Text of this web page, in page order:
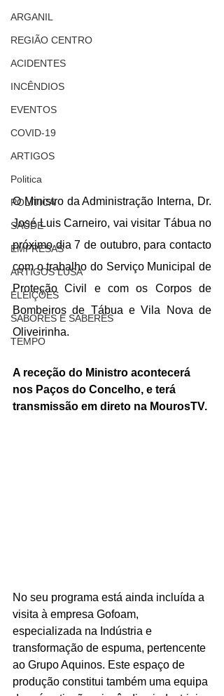
ARGANIL
REGIÃO CENTRO
ACIDENTES
INCÊNDIOS
EVENTOS
COVID-19
ARTIGOS
Politica
POLITICA
SAÚDE
EMPRESAS
ARTIGOS LUSA
ELEIÇÕES
SABORES E SABERES
TEMPO
O Ministro da Administração Interna, Dr.
José Luis Carneiro, vai visitar Tábua no
próximo dia 7 de outubro, para contacto
com o trabalho do Serviço Municipal de
Proteção Civil e com os Corpos de
Bombeiros de Tábua e Vila Nova de
Oliveirinha.
A receção do Ministro acontecerá
nos Paços do Concelho, e terá
transmissão em direto na MourosTV.
No seu programa está ainda incluída a
visita à empresa Gofoam,
especializada na Indústria e
transformação de espuma, pertencente
ao Grupo Aquinos. Este espaço de
produção constitui também uma equipa